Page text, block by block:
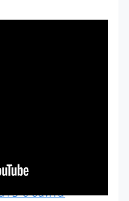
с сайта